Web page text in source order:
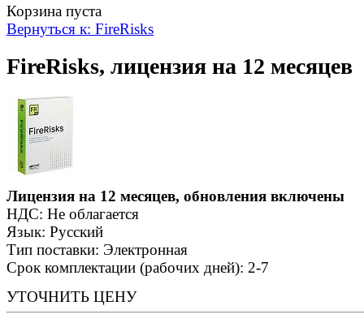
Корзина пуста
Вернуться к: FireRisks
FireRisks, лицензия на 12 месяцев
Лицензия на 12 месяцев, обновления включены
НДС: Не облагается
Язык: Русский
Тип поставки: Электронная
Срок комплектации (рабочих дней): 2-7
УТОЧНИТЬ ЦЕНУ